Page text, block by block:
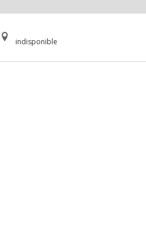
indisponible